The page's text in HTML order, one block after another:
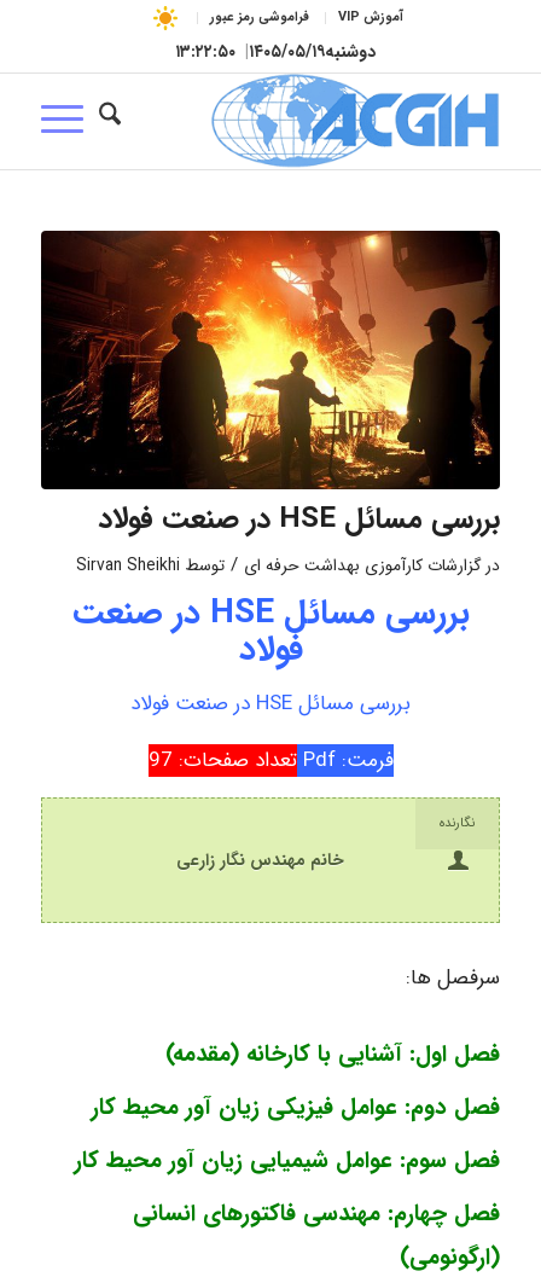
آموزش VIP فراموشی رمز عبور
دوشنبه۱۴۰۵/۰۵/۱۹| ۱۳:۲۲:۵۱
بررسی مسائل HSE در صنعت فولاد
درگزارشات کارآموزی بهداشت حرفه ای / توسط Sirvan Sheikhi
بررسی مسائل HSE در صنعت
فولاد
بررسی مسائل HSE در صنعت فولاد
فرمت: Pdf
تعداد صفحات: 97
نگارنده
خانم مهندس نگار زارعی
سرفصل ها:
فصل اول: آشنایی با کارخانه (مقدمه)
فصل دوم: عوامل فیزیکی زیان آور محیط کار
فصل سوم: عوامل شیمیایی زیان آور محیط کار
فصل چهارم: مهندسی فاکتورهای انسانی
(ارگونومی)